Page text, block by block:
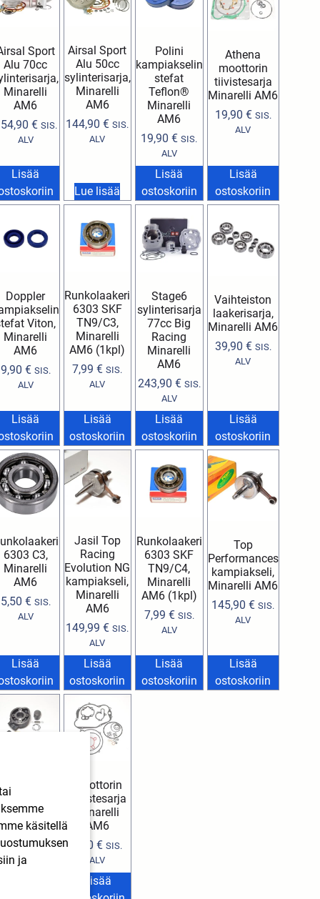
Sport
Alu 70cc
Minarelli
AM6
€ SIS.
ALV
Lisää
Airsal Sport
Alu 50cc
sylinterisarja,
Minarelli
AM6
144,90€ SIS.
ALV
Lue lisää
Polini
kampiakselin
stefat
Teflon®
Minarelli
AM6
19,90€ SIS.
ALV
Lisää
ostoskoriin
Athena
moottorin
tiivistesarja
Minarelli AM6
19,90 € SIS.
ALV
Lisää
ostoskoriin
Doppler
Viton,
Minarelli
AM6
9,90 € SIS.
ALV
Lisää
Runkolaakeri
6303 SKF
TN9/C3,
Minarelli
AM6 (1kpl)
7,99€ SIS.
ALV
Lisää
ostoskoriin
Stage6
sylinterisarja
77cc Big
Racing
Minarelli
AM6
243,90 € SIS.
ALV
Lisää
ostoskoriin
Vaihteiston
laakerisarja,
Minarelli AM6
39,90 € SIS.
ALV
Lisää
ostoskoriin
6303 C3,
Minarelli
AM6
5,50 € SIS.
ALV
Lisää
Jasil Top
Racing
Evolution NG
kampiakseli,
Minarelli
AM6
149,99€ SIS.
ALV
Lisää
ostoskoriin
Runkolaakeri
6303 SKF
TN9/C4,
Minarelli
AM6 (1kpl)
7,99 € SIS.
ALV
Lisää
ostoskoriin
Top
Performances
kampiakseli,
Minarelli AM6
145,90€ SIS.
ALV
Lisää
ostoskoriin
Minarelli
AM6 50cc
€ SIS.
ALV
Moottorin
tiivistesarja
Minarelli
AM6
9,60€ SIS.
ALV
Lisää
käsitellä
ja